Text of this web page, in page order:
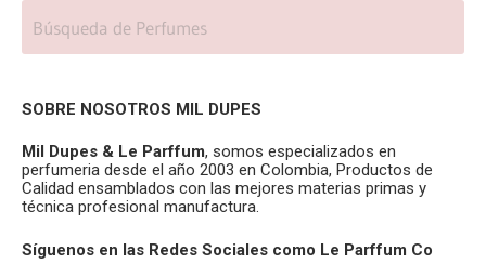
SOBRE NOSOTROS MIL DUPES
Mil Dupes & Le Parffum, somos especializados en
perfumeria desde el año 2003 en Colombia, Productos de
Calidad ensamblados con las mejores materias primas y
técnica profesional manufactura.
Síguenos en las Redes Sociales como Le Parffum Co